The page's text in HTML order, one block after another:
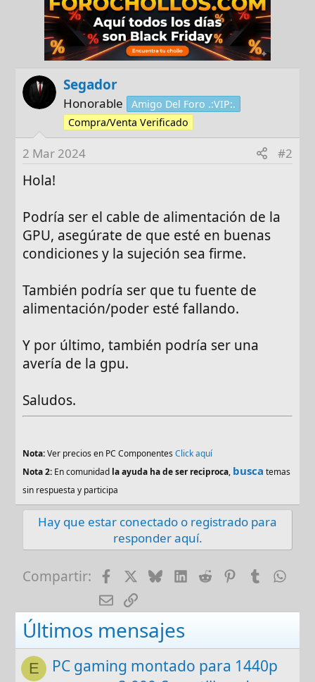
Segador
Honorable
Amigo Del Foro .:VIP:.
Compra/Venta Verificado
2 Mar 2024 #2
Hola!
Podría ser el cable de alimentación de la
GPU, asegúrate de que esté en buenas
condiciones y la sujeción sea firme.
También podría ser que tu fuente de
alimentación/poder esté fallando.
Y por último, también podría ser una
avería de la gpu.
Saludos.
Nota:Ver precios en PC ComponentesClick aquí
Nota 2: En comunidad la ayuda ha de ser reciproca, busca temas
sin respuesta y participa
Hay que estar conectado o registrado para
responder aquí.
Compartir: FacebookBlueskyLinkedIn
RedditPinterest
Tumblr
E-mailEnlace
Últimos mensajes
E
PC gaming montado para 1440p